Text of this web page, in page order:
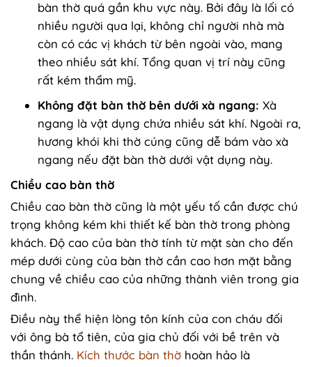
bàn thờ quá gần khu vực này. Bởi đây là lối có
nhiều người qua lại, không chỉ người nhà mà
còn có các vị khách từ bên ngoài vào, mang
theo nhiều sát khí. Tổng quan vị trí này cũng
rất kém thẩm mỹ.
Không đặt bàn thờ bên dưới xà ngang: Xà
ngang là vật dụng chứa nhiều sát khí. Ngoài ra,
hương khói khi thờ cúng cũng dễ bám vào xà
ngang nếu đặt bàn thờ dưới vật dụng này.
Chiều cao bàn thờ
Chiều cao bàn thờ cũng là một yếu tố cần được chú
trọng không kém khi thiết kế bàn thờ trong phòng
khách. Độ cao của bàn thờ tính từ mặt sàn cho đến
mép dưới cùng của bàn thờ cần cao hơn mặt bằng
chung về chiều cao của những thành viên trong gia
đình.
Điều này thể hiện lòng tôn kính của con cháu đối
với ông bà tổ tiên, của gia chủ đối với bề trên và
thần thánh. Kích thước bàn thờ hoàn hảo là